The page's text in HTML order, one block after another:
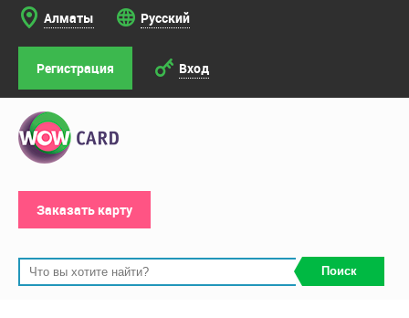
Алматы Русский
Регистрация Вход
Заказать карту
Поиск